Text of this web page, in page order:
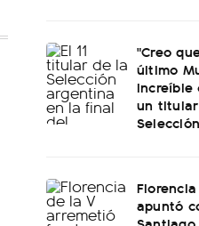
"Creo
último
increíble
un
apuntó